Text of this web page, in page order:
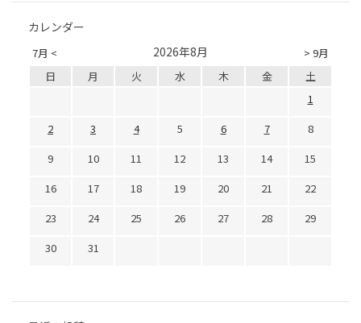
カレンダー
7月 < > 9月
2026年8月
日 月 火 水 木 金
土
1
2
3 4 5 6 7
8
9
10 11 12 13 14
15
16
17 18 19 20 21
22
23
24 25 26 27 28
29
30
31